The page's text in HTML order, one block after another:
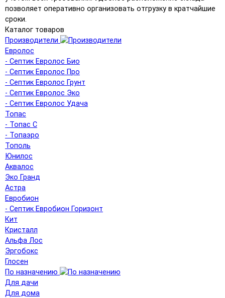
позволяет оперативно организовать отгрузку в кратчайшие
сроки.
Каталог товаров
Производители
Евролос
- Септик Евролос Био
- Септик Евролос Про
- Септик Евролос Грунт
- Септик Евролос Эко
- Септик Евролос Удача
Топас
- Топас С
- Топаэро
Тополь
Юнилос
Аквалос
Эко Гранд
Астра
Евробион
- Септик Евробион Горизонт
Кит
Кристалл
Альфа Лос
Эргобокс
Глосен
По назначению
Для дачи
Для дома